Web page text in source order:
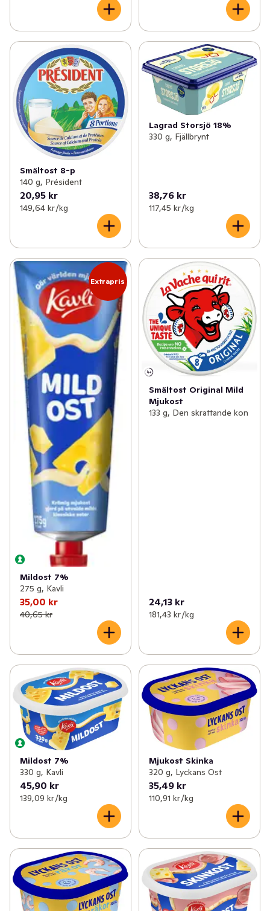
Smältost 8-p
140 g, Président
20,95 kr
149,64 kr /kg
Lagrad Storsjö 18%
330 g, Fjällbrynt
38,76 kr
117,45 kr /kg
Extrapris
Mildost 7%
275 g, Kavli
35,00 kr
40,65 kr
Smältost Original Mild
Mjukost
133 g, Den skrattande kon
24,13 kr
181,43 kr /kg
Mildost 7%
330 g, Kavli
45,90 kr
139,09 kr /kg
Mjukost Skinka
320 g, Lyckans Ost
35,49 kr
110,91 kr /kg